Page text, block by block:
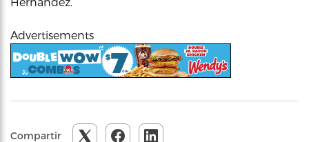
Advertisements
Compartir